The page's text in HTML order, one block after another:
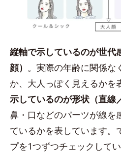
縦軸で示しているのが世代
顔） 。実際の年齢に関係な
か、大人っぽく見えるかを
示しているのが形状（直線
鼻・口などのパーツが線を
ているかを表しています。
プを1つずつチェックして